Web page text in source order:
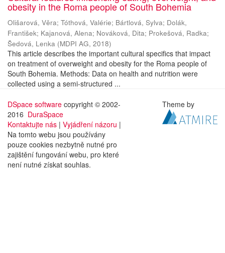
obesity in the Roma people of South Bohemia
Olišarová, Věra; Tóthová, Valérie; Bártlová, Sylva; Dolák,
František; Kajanová, Alena; Nováková, Dita; Prokešová, Radka;
Šedová, Lenka (MDPI AG, 2018)
This article describes the important cultural specifics that impact
on treatment of overweight and obesity for the Roma people of
South Bohemia. Methods: Data on health and nutrition were
collected using a semi-structured ...
DSpace software copyright © 2002-
2016 DuraSpace
Kontaktujte nás | Vyjádření názoru |
Na tomto webu jsou používány
pouze cookies nezbytně nutné pro
zajištění fungování webu, pro které
není nutné získat souhlas.
Theme by